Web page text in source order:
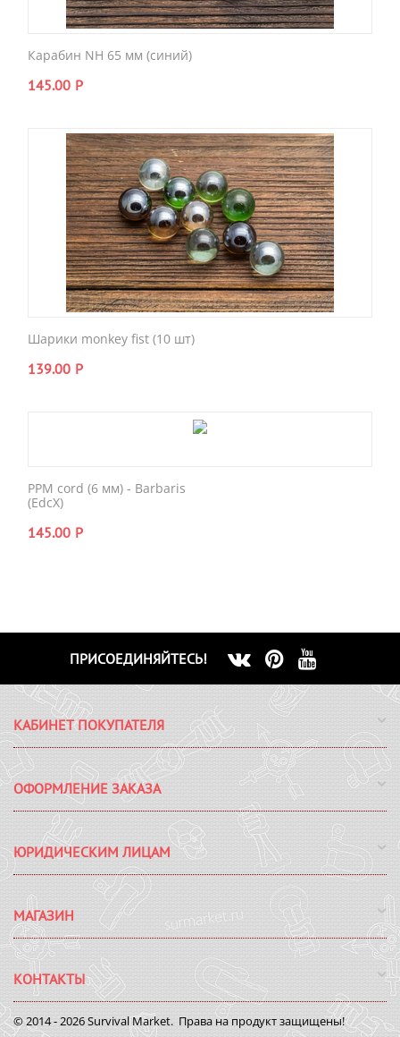
Карабин NH 65 мм (синий)
145.00 Р
Шарики monkey fist (10 шт)
139.00 Р
PPM cord (6 мм) - Barbaris
(EdcX)
145.00 Р
ПРИСОЕДИНЯЙТЕСЬ!
КАБИНЕТ ПОКУПАТЕЛЯ
ОФОРМЛЕНИЕ ЗАКАЗА
ЮРИДИЧЕСКИМ ЛИЦАМ
МАГАЗИН
КОНТАКТЫ
© 2014 - 2026 Survival Market. Права на продукт защищены!